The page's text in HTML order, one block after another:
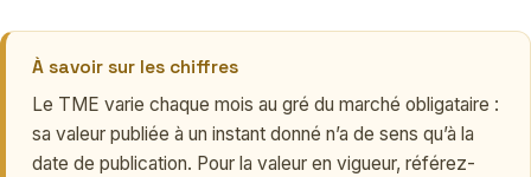
À savoir sur les chiffres
Le TME varie chaque mois au gré du marché obligataire :
sa valeur publiée à un instant donné n’a de sens qu’à la
date de publication. Pour la valeur en vigueur, référez-